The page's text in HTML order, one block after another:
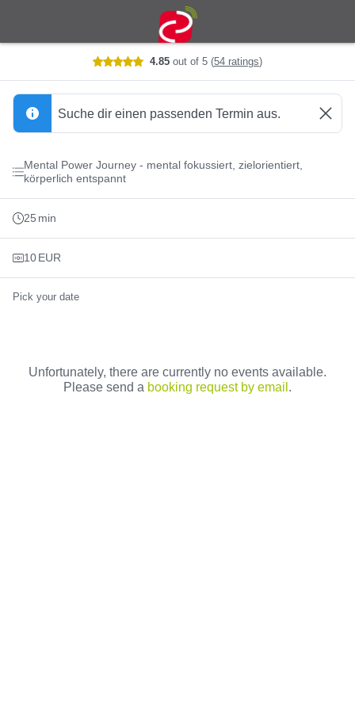
4.85out of 5(54 ratings)
Suche dir einen passenden Termin aus.
Mental Power Journey - mental fokussiert, zielorientiert,
körperlich entspannt
25 min
10EUR
Pick your date
Unfortunately, there are currently no events available.
Please send a booking request by email .